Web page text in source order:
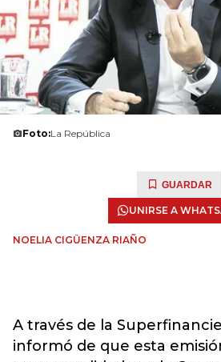
Foto:La República
GUARDAR
UNIRSE A
NOELIA CIGÜENZA RIAÑO
A través de la
informó de que esta